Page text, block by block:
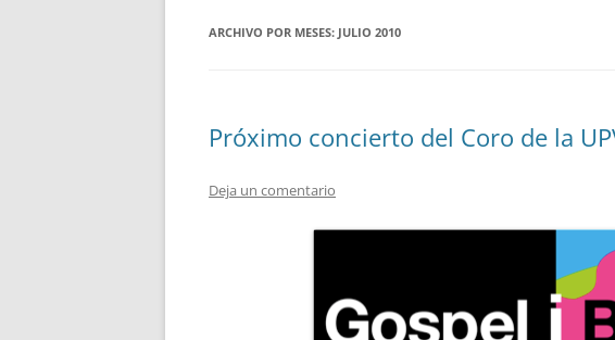
ARCHIVO POR MESES: JULIO 2010
Próximo concierto del Coro de la
Deja un comentario